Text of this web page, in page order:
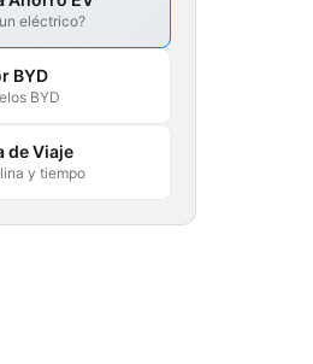
eléctrico?
BYD
BYD
de Viaje
y tiempo